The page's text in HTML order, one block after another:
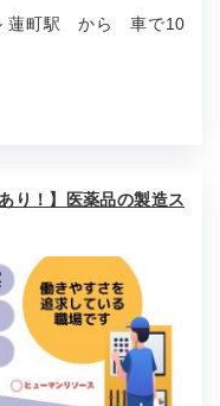
蓮町駅 から 車で10
り！】医薬品の製造ス